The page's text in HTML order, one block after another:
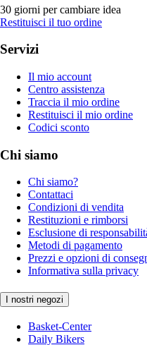
30 giorni per cambiare idea
Restituisci il tuo ordine
Servizi
Il mio account
Centro assistenza
Traccia il mio ordine
Restituisci il mio ordine
Codici sconto
Chi siamo
Chi siamo?
Contattaci
Condizioni di vendita
Restituzioni e rimborsi
Esclusione di
Metodi di pagamento
Prezzi e opzioni di
Informativa sulla privacy
I nostri negozi
Basket-Center
Daily Bikers